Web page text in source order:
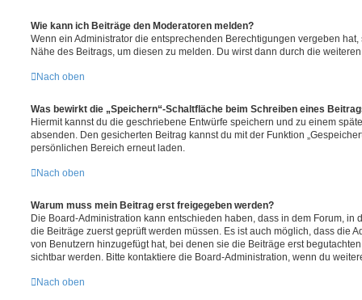
Wie kann ich Beiträge den Moderatoren melden?
Wenn ein Administrator die entsprechenden Berechtigungen vergeben
Nähe des Beitrags, um diesen zu melden. Du wirst dann durch die
Nach oben
Was bewirkt die „Speichern“-Schaltfläche beim Schreiben eines
Hiermit kannst du die geschriebene Entwürfe speichern und zu einem
absenden. Den gesicherten Beitrag kannst du mit der Funktion
persönlichen Bereich erneut laden.
Nach oben
Warum muss mein Beitrag erst freigegeben werden?
Die Board-Administration kann entschieden haben, dass in dem Forum, in
die Beiträge zuerst geprüft werden müssen. Es ist auch möglich, dass die
von Benutzern hinzugefügt hat, bei denen sie die Beiträge erst
sichtbar werden. Bitte kontaktiere die Board-Administration, wenn du
Nach oben